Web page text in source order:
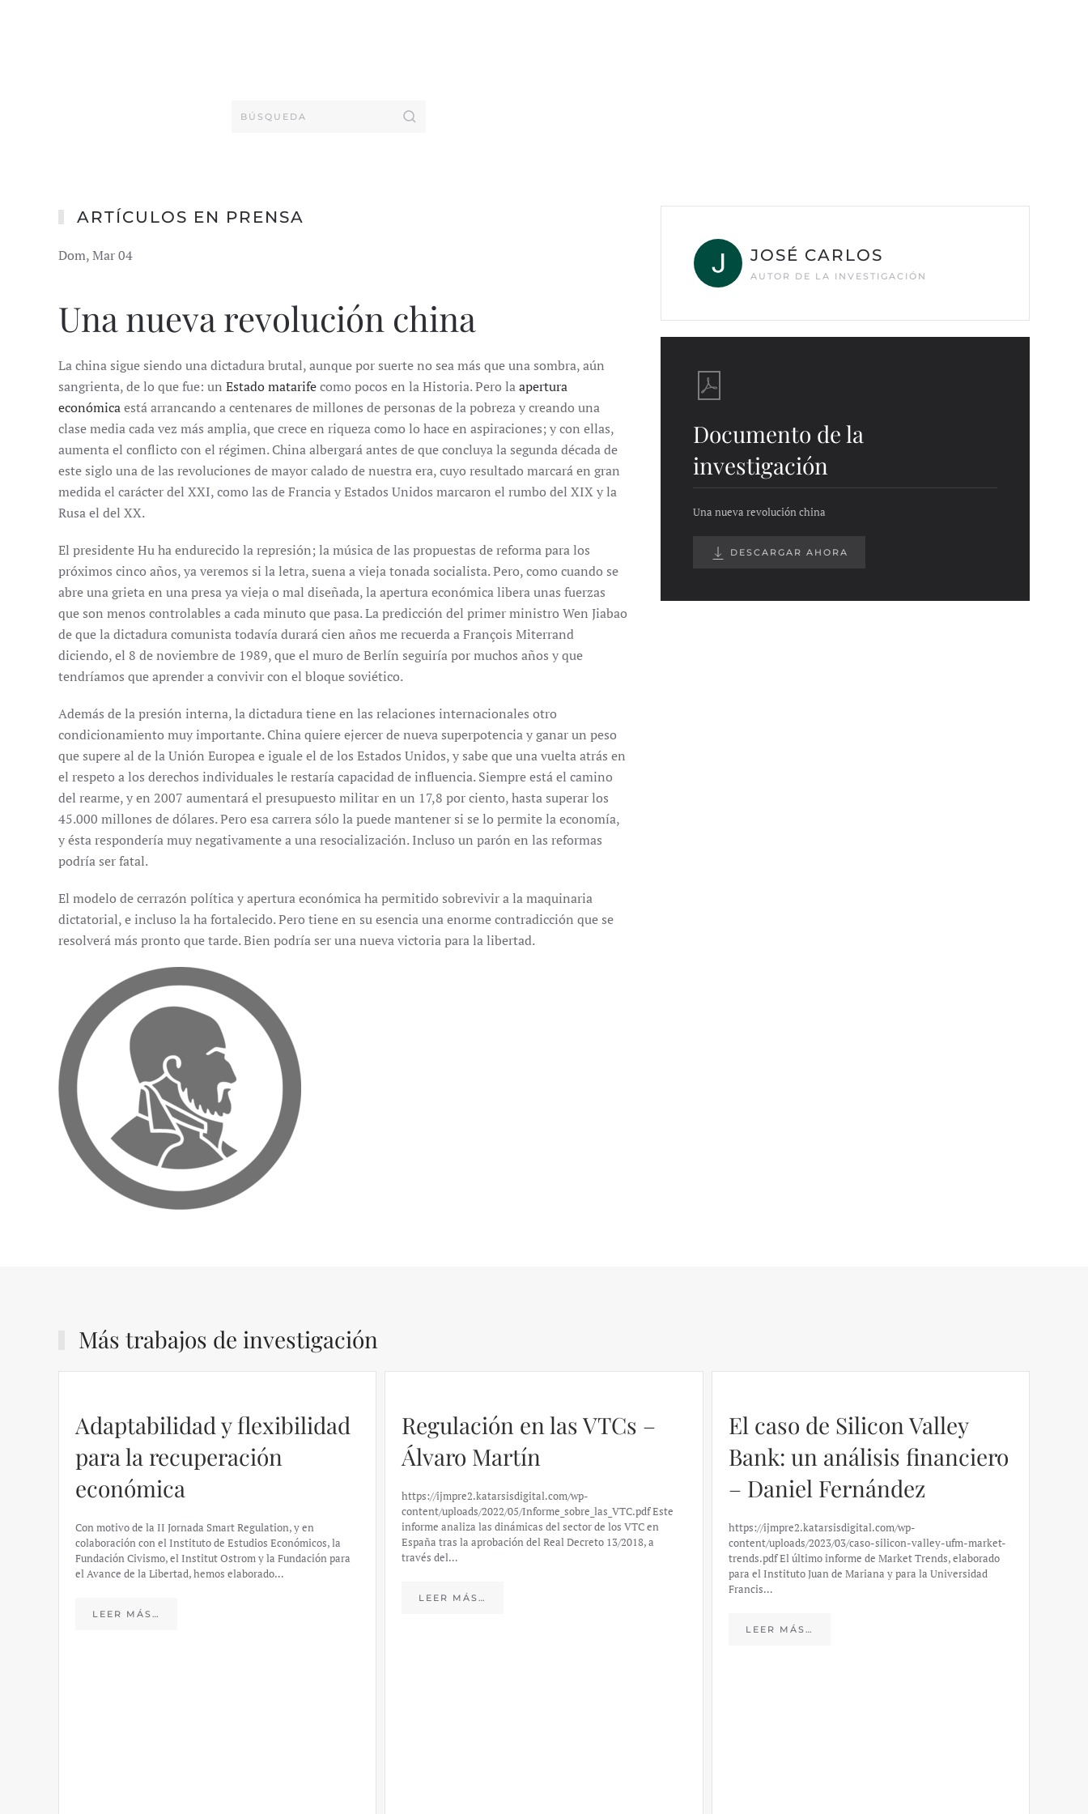
ARTÍCULOS EN PRENSA
Dom, Mar 04
Una nueva revolución china
La china sigue siendo una dictadura brutal, aunque por suerte no sea más que una sombra, aún
sangrienta, de lo que fue: un Estado matarifecomo pocos en la Historia. Pero laapertura
económicaestá arrancando a centenares de millones de personas de la pobreza y creando una
clase media cada vez más amplia, que crece en riqueza como lo hace en aspiraciones; y con ellas,
aumenta el conflicto con el régimen. China albergará antes de que concluya la segunda década de
este siglo una de las revoluciones de mayor calado de nuestra era, cuyo resultado marcará en gran
medida el carácter del XXI, como las de Francia y Estados Unidos marcaron el rumbo del XIX y la
Rusa el del XX.
El presidente Hu ha endurecido la represión; la música de las propuestas de reforma para los
próximos cinco años, ya veremos si la letra, suena a vieja tonada socialista. Pero, como cuando se
abre una grieta en una presa ya vieja o mal diseñada, la apertura económica libera unas fuerzas
que son menos controlables a cada minuto que pasa. La predicción del primer ministro Wen Jiabao
de que la dictadura comunista todavía durará cien años me recuerda a François Miterrand
diciendo, el 8 de noviembre de 1989, que el muro de Berlín seguiría por muchos años y que
tendríamos que aprender a convivir con el bloque soviético.
Además de la presión interna, la dictadura tiene en las relaciones internacionales otro
condicionamiento muy importante. China quiere ejercer de nueva superpotencia y ganar un peso
que supere al de la Unión Europea e iguale el de los Estados Unidos, y sabe que una vuelta atrás en
el respeto a los derechos individuales le restaría capacidad de influencia. Siempre está el camino
del rearme, y en 2007 aumentará el presupuesto militar en un 17,8 por ciento, hasta superar los
45.000 millones de dólares. Pero esa carrera sólo la puede mantener si se lo permite la economía,
y ésta respondería muy negativamente a una resocialización. Incluso un parón en las reformas
podría ser fatal.
El modelo de cerrazón política y apertura económica ha permitido sobrevivir a la maquinaria
dictatorial, e incluso la ha fortalecido. Pero tiene en su esencia una enorme contradicción que se
resolverá más pronto que tarde. Bien podría ser una nueva victoria para la libertad.
JOSÉ CARLOS
AUTOR DE LA INVESTIGACIÓN
Documento de la
investigación
Una nueva revolución china
DESCARGAR AHORA
Más trabajos de investigación
Adaptabilidad y flexibilidad
para la recuperación
económica
Con motivo de la II Jornada Smart Regulation, y en
colaboración con el Instituto de Estudios Económicos, la
Fundación Civismo, el Institut Ostrom y la Fundación para
el Avance de la Libertad, hemos elaborado…
LEER MÁS…
Regulación en las VTCs –
Álvaro Martín
https://ijmpre2.katarsisdigital.com/wp-
content/uploads/2022/05/Informe_sobre_las_VTC.pdf Este
informe analiza las dinámicas del sector de los VTC en
España tras la aprobación del Real Decreto 13/2018, a
través del…
LEER MÁS…
El caso de Silicon Valley
Bank: un análisis financiero
– Daniel Fernández
https://ijmpre2.katarsisdigital.com/wp-
content/uploads/2023/03/caso-silicon-valley-ufm-market-
trends.pdf El último informe de Market Trends, elaborado
para el Instituto Juan de Mariana y para la Universidad
Francis…
LEER MÁS…